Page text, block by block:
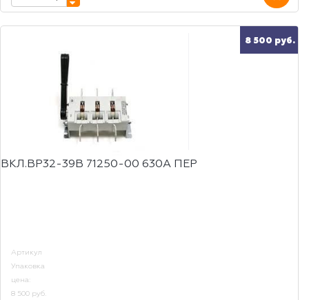
8 500 руб.
ВКЛ.ВР32-39В 71250-00 630А ПЕР
Артикул
Упаковка
цена:
8 500 руб.